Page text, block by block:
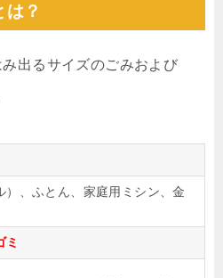
は？
出るサイズのごみおよび
）、ふとん、家庭用ミシン、金
ミ